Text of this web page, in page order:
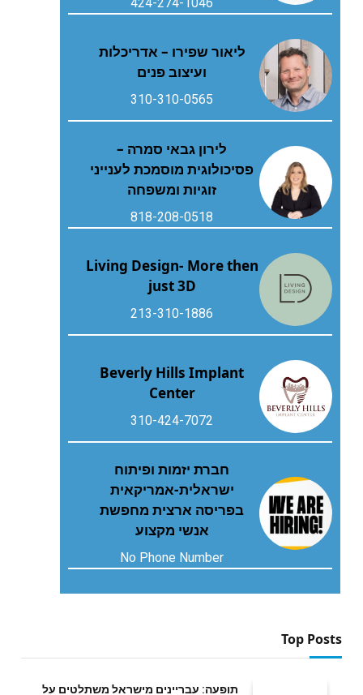
ליאור שפירו – אדריכלות
ועיצוב פנים
310-310-0565
לירון גבאי סמרה –
פסיכולוגית מוסמכת לענייני
זוגיות ומשפחה
818-208-0518
Living Design- More then
just 3D
213-310-1886
Beverly Hills Implant
Center
310-424-7072
חברת יזמות ופיתוח
ישראלית-אמריקאית
בפריסה ארצית מחפשת
אנשי מקצוע
No Phone Number
Top Posts
תופעה: עבריינים מישראל משתלטים על